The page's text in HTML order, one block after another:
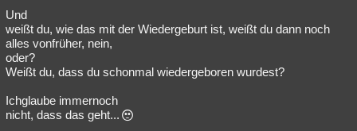
Musik Clash Verbesserungen Allmystery English
Übersichten
Besucht Teilgenommen Alle Neue Geschlossen
Lesenswert Schlüsselwörter
Und
weißt du, wie das mit der Wiedergeburt ist, weißt du dann noch
alles vonfrüher, nein,
oder?
Weißt du, dass du schonmal wiedergeboren wurdest?
Ichglaube immernoch
nicht, dass das geht...